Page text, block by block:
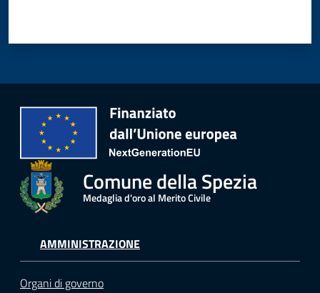
Comune della Spezia
Medaglia d'oro al Merito Civile
AMMINISTRAZIONE
Organi di governo